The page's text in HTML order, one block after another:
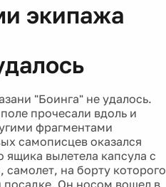
экипажа
"Боинга" не удалось.
прочесали вдоль и
фрагментами
самописцев оказался
вылетела капсула с
на борту которого
посадке. Он носом вошел в